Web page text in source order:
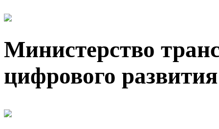
Министерство
цифрового